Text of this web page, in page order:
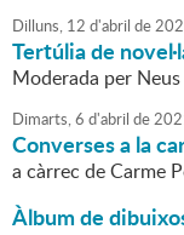
Dilluns, 12 d'abril de
Tertúlia de
Moderada per Neus
Dimarts,6 d'abril de
Converses a la
a càrrec de Carme
Àlbum de